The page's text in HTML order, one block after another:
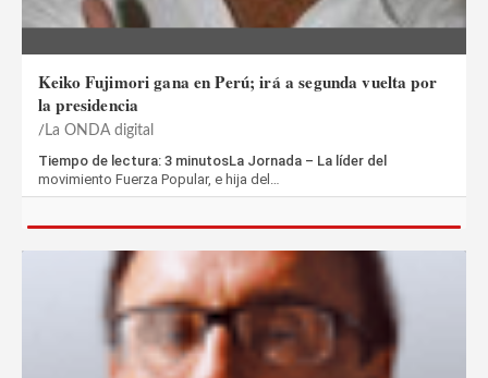
Keiko Fujimori gana en Perú; irá a segunda vuelta por
la presidencia
La ONDA digital
Tiempo de lectura: 3 minutosLa Jornada – La líder del
movimiento Fuerza Popular, e hija del…